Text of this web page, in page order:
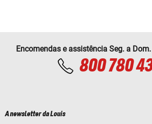
Encomendas e assistência Seg. a
800 780
A newsletter da Louis